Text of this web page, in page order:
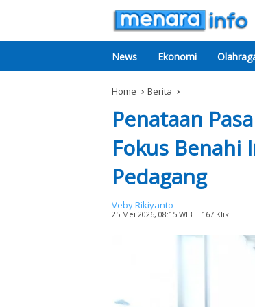
News Ekonomi
Home Berita
Penataan
Fokus
Pedagang
Veby Rikiyanto
25 Mei 2026, 08:15 WIB | 167 Klik